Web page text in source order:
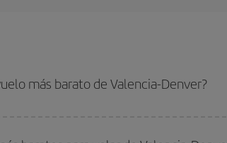
más barato de Valencia-Denver?